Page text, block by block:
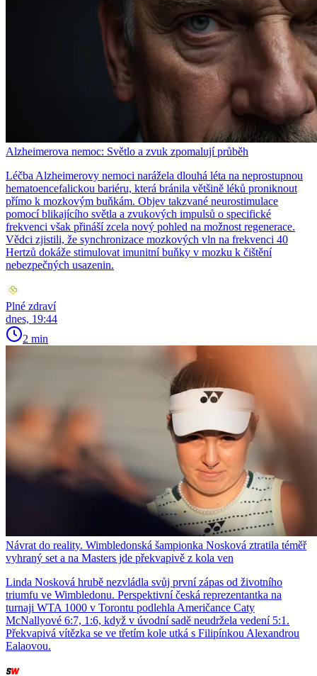
Alzheimerova nemoc: Světlo a zvuk zpomalují průběh
Léčba Alzheimerovy nemoci narážela dlouhá léta na neprostupnou
hematoencefalickou bariéru, která bránila většině léků proniknout
přímo k mozkovým buňkám. Objev takzvané neurostimulace
pomocí blikajícího světla a zvukových impulsů o specifické
frekvenci však přináší zcela nový pohled na možnost regenerace.
Vědci zjistili, že synchronizace mozkových vln na frekvenci 40
Hertzů dokáže stimulovat imunitní buňky v mozku k čištění
nebezpečných usazenin.
Plné zdraví
dnes, 19:44
2 min
Návrat do reality. Wimbledonská šampionka Nosková ztratila téměř
vyhraný set a na Masters jde překvapivě z kola ven
Linda Nosková hrubě nezvládla svůj první zápas od životního
triumfu ve Wimbledonu. Perspektivní česká reprezentantka na
turnaji WTA 1000 v Torontu podlehla Američance Caty
McNallyové 6:7, 1:6, když v úvodní sadě neudržela vedení 5:1.
Překvapivá vítězka se ve třetím kole utká s Filipínkou Alexandrou
Ealaovou.